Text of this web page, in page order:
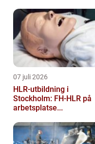
07 juli 2026
HLR-utbildning i
Stockholm: FH-HLR på
arbetsplatse...